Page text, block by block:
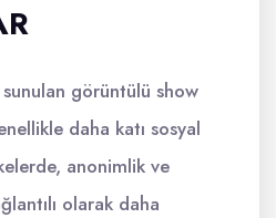
görüntülü show
daha katı sosyal
anonimlik ve
olarak daha